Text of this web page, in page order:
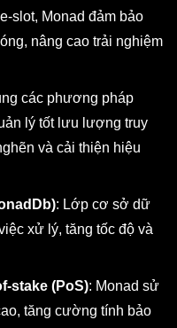
slot, Monad đảm bảo
nâng cao trải nghiệm
các phương pháp
lý tốt lưu lượng truy
và cải thiện hiệu
: Lớp cơ sở dữ
xử lý, tăng tốc độ và
stake (PoS): Monad sử
tăng cường tính bảo